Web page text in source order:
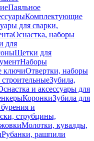
Паяльное
Комплектующие
для сварки,
Оснастка, наборы
для
Щетки для
Наборы
ключиОтвертки, наборы
Зубила,
и аксессуары для
КоронкиЗубила для
и
струбцины,
Молотки, кувалды,
Рубанки, рашпили